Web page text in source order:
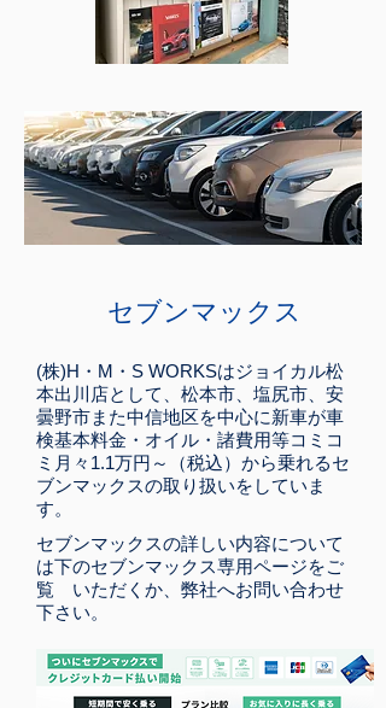
セブンマックス
(株)H・M・S WORKSはジョイカル松
本出川店として、松本市、塩尻市、安
曇野市また中信地区を中心に新車が車
検基本料金・オイル・諸費用等コミコ
ミ月々1.1万円～（税込）から乗れるセ
ブンマックスの取り扱いをしていま
す。
セブンマックスの詳しい内容について
は下のセブンマックス専用ページをご
覧 いただくか、弊社へお問い合わせ
下さい。